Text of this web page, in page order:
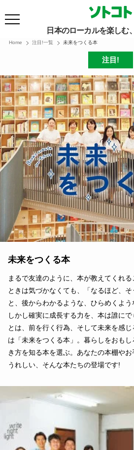
日本のローカルを楽しむ
Home 注目!一覧 未来をつくる本
注目!
未来をつくる本
まるで友達のように、本が教えてくれ
ときは気づかなくても、「なるほど、そ
と、後からわかるような、ひらめくよう
しかし確実に成長する力を、本は誰に
とは、前を行く行為、そして未来を感
は「未来をつくる本」。暮らしをおも
き方を知る本を選ぶ。あなたの本棚や
うれしい、そんな本たちの登場です!